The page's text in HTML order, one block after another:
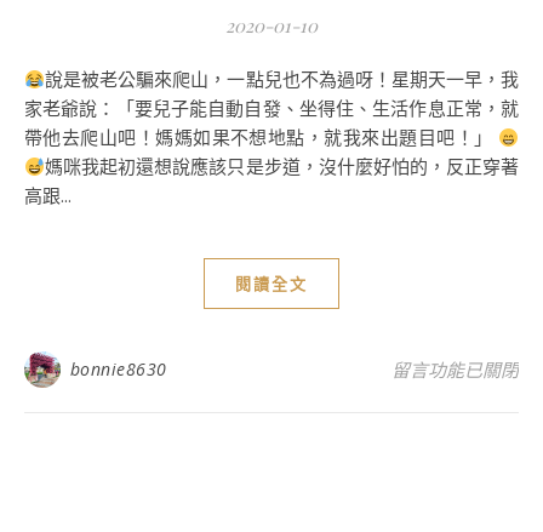
2020-01-10
說是被老公騙來爬山，一點兒也不為過呀！星期天一早，我
家老爺說：「要兒子能自動自發、坐得住、生活作息正常，就
帶他去爬山吧！媽媽如果不想地點，就我來出題目吧！」
媽咪我起初還想說應該只是步道，沒什麼好怕的，反正穿著
高跟...
閱讀全文
bonnie8630 在〈苗栗橫龍山
留言功能已關閉